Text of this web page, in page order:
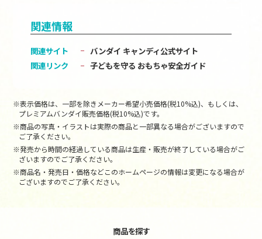
関連情報
関連サイト
バンダイ キャンディ公式サイト
関連リンク
子どもを守る おもちゃ安全ガイド
※表示価格は、一部を除きメーカー希望小売価格(税10%込)、もしくは、
プレミアムバンダイ販売価格(税10%込)です。
※商品の写真・イラストは実際の商品と一部異なる場合がございますので
ご了承ください。
※発売から時間の経過している商品は生産・販売が終了している場合がご
ざいますのでご了承ください。
※商品名・発売日・価格などこのホームページの情報は変更になる場合が
ございますのでご了承ください。
商品を探す